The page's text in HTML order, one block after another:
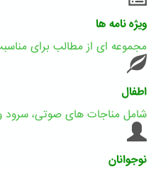
ویژه نامه ها
مجموعه ای از مطالب برای
اطفال
شامل مناجات های صوتی، سرود
نوجوانان